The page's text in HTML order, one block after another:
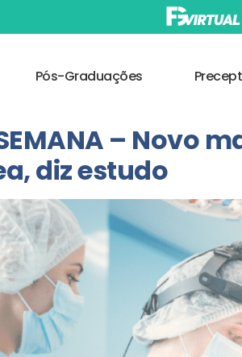
Pós-Graduações
SEMANA –
diz estudo